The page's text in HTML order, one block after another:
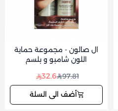
ال صالون - مجموعة حماية
اللون شامبو و بلسم
97.81
32.6
أضف الى السلة